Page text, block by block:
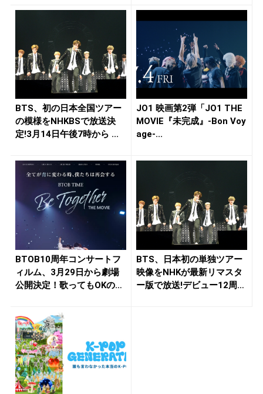
BTS、初の日本全国ツアー
の模様をNHKBSで放送決
定!3月14日午後7時から ...
JO1 映画第2弾「JO1 THE
MOVIE『未完成』-Bon Voy
age-...
BTOB10周年コンサートフ
ィルム、3月29日から劇場
公開決定！歌ってもOKの
BTS、日本初の単独ツアー
映像をNHKが最新リマスタ
ー版で放送!デビュー12周